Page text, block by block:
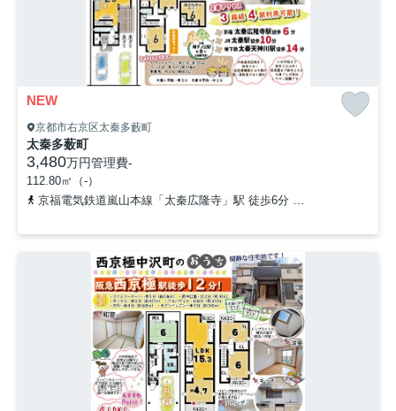
NEW
京都市右京区太秦多藪町
太秦多薮町
3,480万円管理費-
112.80㎡（-）
京福電気鉄道嵐山本線「太秦広隆寺」駅 徒歩6分